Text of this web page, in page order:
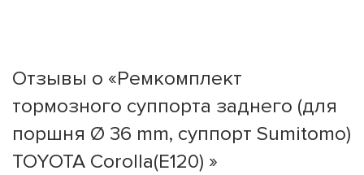
Отзывы о «Ремкомплект
тормозного суппорта заднего (для
поршня Ø 36 mm, суппорт Sumitomo)
TOYOTA Corolla(E120) »